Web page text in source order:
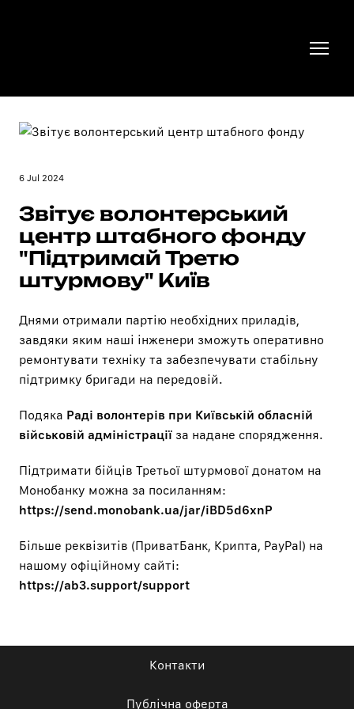
6 Jul 2024
Звітує волонтерський
центр штабного фонду
"Підтримай Третю
штурмову" Київ
Днями отримали партію необхідних приладів,
завдяки яким наші інженери зможуть оперативно
ремонтувати техніку та забезпечувати стабільну
підтримку бригади на передовій.
Подяка Раді волонтерів при Київській обласній
військовій адміністрації за надане спорядження.
Підтримати бійців Третьої штурмової донатом на
Монобанку можна за посиланням:
https://send.monobank.ua/jar/iBD5d6xnP
Більше реквізитів (ПриватБанк, Крипта, PayPal) на
нашому офіційному сайті:
https://ab3.support/support
Контакти
Публічна оферта